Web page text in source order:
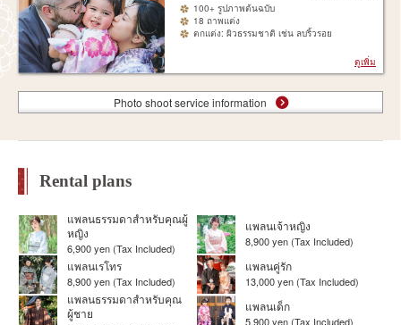
100+ รูปภาพต้นฉบับ
18 ถาพแต่ง
ตกแต่ง: ผิวธรรมชาติ เช่น ลบริ้วรอย
ดูเพิ่ม
Photo shoot service information
Rental plans
แพลนธรรมดาสำหรับคุณผู้
หญิง
6,900 yen (Tax Included)
แพลนเจ้าหญิง
8,900 yen (Tax Included)
แพลนเรโทร
8,900 yen (Tax Included)
แพลนคู่รัก
13,000 yen (Tax Included)
แพลนธรรมดาสำหรับคุณ
ผู้ชาย
แพลนเด็ก
5,900 yen (Tax Included)